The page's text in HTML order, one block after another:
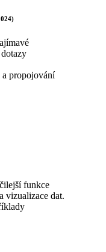
a propojování
funkce
vizualizace dat.